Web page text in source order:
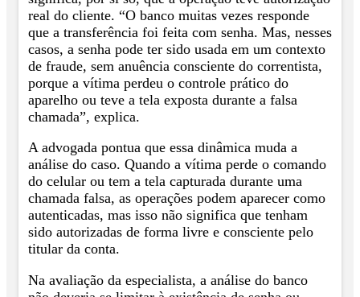
real do cliente. “O banco muitas vezes responde
que a transferência foi feita com senha. Mas, nesses
casos, a senha pode ter sido usada em um contexto
de fraude, sem anuência consciente do correntista,
porque a vítima perdeu o controle prático do
aparelho ou teve a tela exposta durante a falsa
chamada”, explica.
A advogada pontua que essa dinâmica muda a
análise do caso. Quando a vítima perde o comando
do celular ou tem a tela capturada durante uma
chamada falsa, as operações podem aparecer como
autenticadas, mas isso não significa que tenham
sido autorizadas de forma livre e consciente pelo
titular da conta.
Na avaliação da especialista, a análise do banco